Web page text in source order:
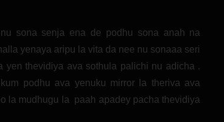
sona senja ena de podhu sona anah na
yenaya aripu la vita da nee nu sonaaa seri
yen thevidiya ava sothula palichi nu adicha .
podhu ava yenuku mirror la theriva ava
la mudhugu la paah apadey pacha thevidiya